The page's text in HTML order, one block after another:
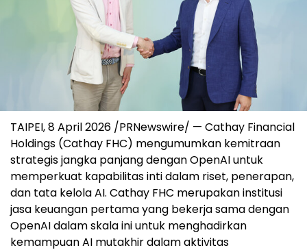
TAIPEI, 8 April 2026 /PRNewswire/ — Cathay Financial
Holdings (Cathay FHC) mengumumkan kemitraan
strategis jangka panjang dengan OpenAI untuk
memperkuat kapabilitas inti dalam riset, penerapan,
dan tata kelola AI. Cathay FHC merupakan institusi
jasa keuangan pertama yang bekerja sama dengan
OpenAI dalam skala ini untuk menghadirkan
kemampuan AI mutakhir dalam aktivitas